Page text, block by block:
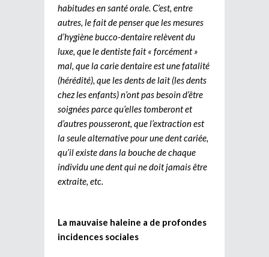
habitudes en santé orale. C’est, entre
autres, le fait de penser que les mesures
d’hygiène bucco-dentaire relèvent du
luxe, que le dentiste fait « forcément »
mal, que la carie dentaire est une fatalité
(hérédité), que les dents de lait (les dents
chez les enfants) n’ont pas besoin d’être
soignées parce qu’elles tomberont et
d’autres pousseront, que l’extraction est
la seule alternative pour une dent cariée,
qu’il existe dans la bouche de chaque
individu une dent qui ne doit jamais être
extraite, etc.
La mauvaise haleine a de profondes
incidences sociales